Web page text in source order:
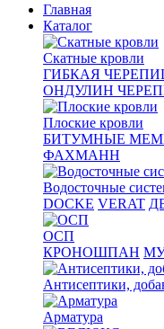
Главная
Каталог
Скатные кровли
ГИБКАЯ
ОНДУЛИН
Плоские кровли
БИТУМНЫЕ
ФАХМАНН
Водосточные
DOCKE VERAT
ОСП
КРОНОШПАН
Антисептики,
Арматура